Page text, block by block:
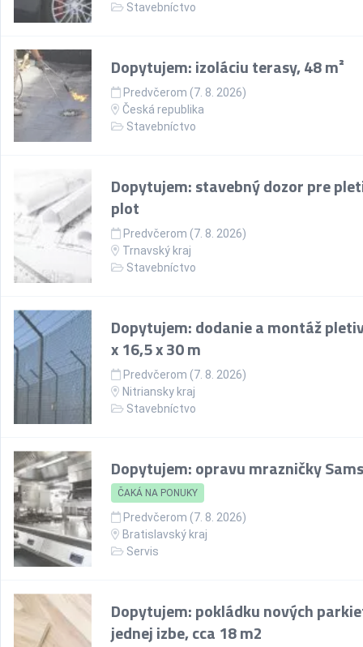
Stavebníctvo
Dopytujem: izoláciu terasy, 48 m²
Predvčerom (7. 8. 2026)
Česká republika
Stavebníctvo
Dopytujem: stavebný dozor pre
plot
Predvčerom (7. 8. 2026)
Trnavský kraj
Stavebníctvo
Dopytujem: dodanie a montáž
x 16,5 x 30 m
Predvčerom (7. 8. 2026)
Nitriansky kraj
Stavebníctvo
Dopytujem: opravu mrazničky
ČAKÁ NA PONUKY
Predvčerom (7. 8. 2026)
Bratislavský kraj
Servis
Dopytujem: pokládku nových
jednej izbe, cca 18 m2